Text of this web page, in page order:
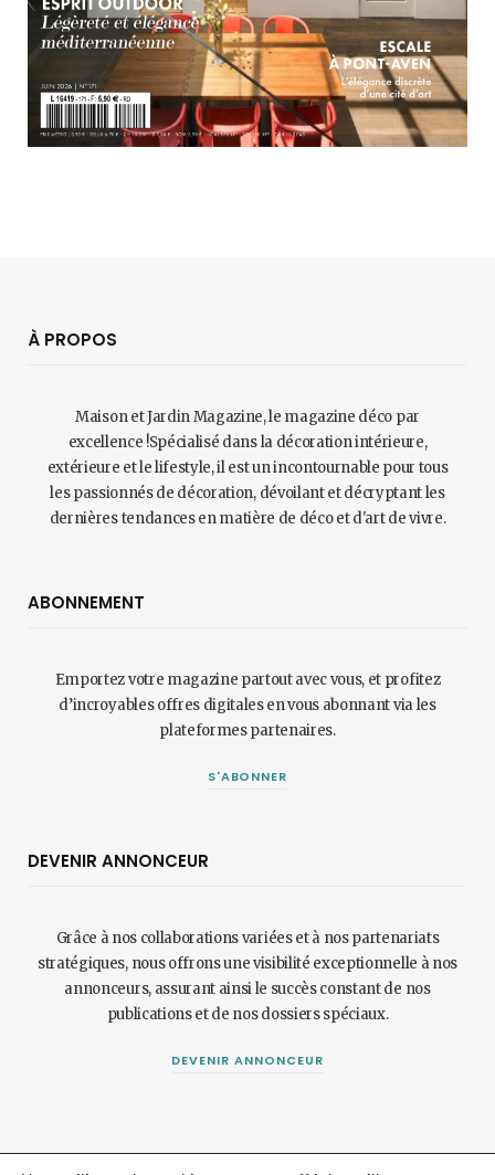
À PROPOS
Maison et Jardin Magazine, le magazine déco par
excellence !Spécialisé dans la décoration intérieure,
extérieure et le lifestyle, il est un incontournable pour tous
les passionnés de décoration, dévoilant et décryptant les
dernières tendances en matière de déco et d'art de vivre.
ABONNEMENT
Emportez votre magazine partout avec vous, et profitez
d’incroyables offres digitales en vous abonnant via les
plateformes partenaires.
S'ABONNER
DEVENIR ANNONCEUR
Grâce à nos collaborations variées et à nos partenariats
stratégiques, nous offrons une visibilité exceptionnelle à nos
annonceurs, assurant ainsi le succès constant de nos
publications et de nos dossiers spéciaux.
DEVENIR ANNONCEUR